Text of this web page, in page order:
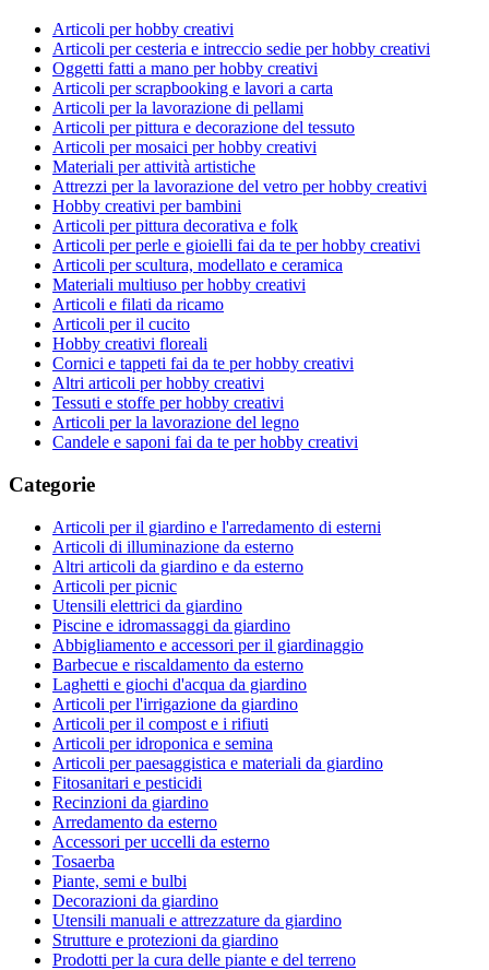
Articoli per hobby creativi
Articoli per cesteria e intreccio sedie per hobby creativi
Oggetti fatti a mano per hobby creativi
Articoli per scrapbooking e lavori a carta
Articoli per la lavorazione di pellami
Articoli per pittura e decorazione del tessuto
Articoli per mosaici per hobby creativi
Materiali per attività artistiche
Attrezzi per la lavorazione del vetro per hobby creativi
Hobby creativi per bambini
Articoli per pittura decorativa e folk
Articoli per perle e gioielli fai da te per hobby creativi
Articoli per scultura, modellato e ceramica
Materiali multiuso per hobby creativi
Articoli e filati da ricamo
Articoli per il cucito
Hobby creativi floreali
Cornici e tappeti fai da te per hobby creativi
Altri articoli per hobby creativi
Tessuti e stoffe per hobby creativi
Articoli per la lavorazione del legno
Candele e saponi fai da te per hobby creativi
Categorie
Articoli per il giardino e l'arredamento di esterni
Articoli di illuminazione da esterno
Altri articoli da giardino e da esterno
Articoli per picnic
Utensili elettrici da giardino
Piscine e idromassaggi da giardino
Abbigliamento e accessori per il giardinaggio
Barbecue e riscaldamento da esterno
Laghetti e giochi d'acqua da giardino
Articoli per l'irrigazione da giardino
Articoli per il compost e i rifiuti
Articoli per idroponica e semina
Articoli per paesaggistica e materiali da giardino
Fitosanitari e pesticidi
Recinzioni da giardino
Arredamento da esterno
Accessori per uccelli da esterno
Tosaerba
Piante, semi e bulbi
Decorazioni da giardino
Utensili manuali e attrezzature da giardino
Strutture e protezioni da giardino
Prodotti per la cura delle piante e del terreno